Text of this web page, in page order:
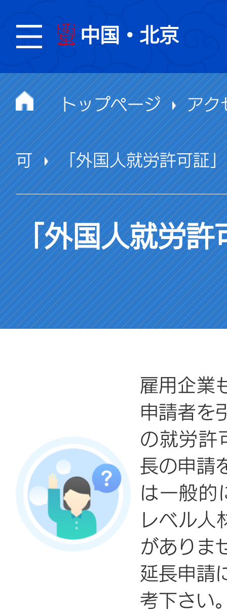
中国・北京
トップページ アク
可 「外国人就労許可証
「外国人就労許
雇用企業
申請者を
の就労許
長の申請
は一般
レベル人
がありま
延長申請
考下さい